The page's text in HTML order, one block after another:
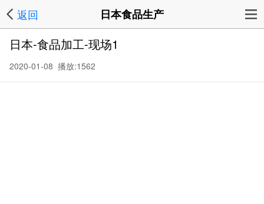
返回 日本食品生产
日本-食品加工-现场1
2020-01-08 播放:1562